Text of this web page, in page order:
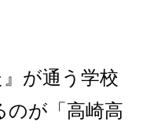
が通う学校
のが「高崎高